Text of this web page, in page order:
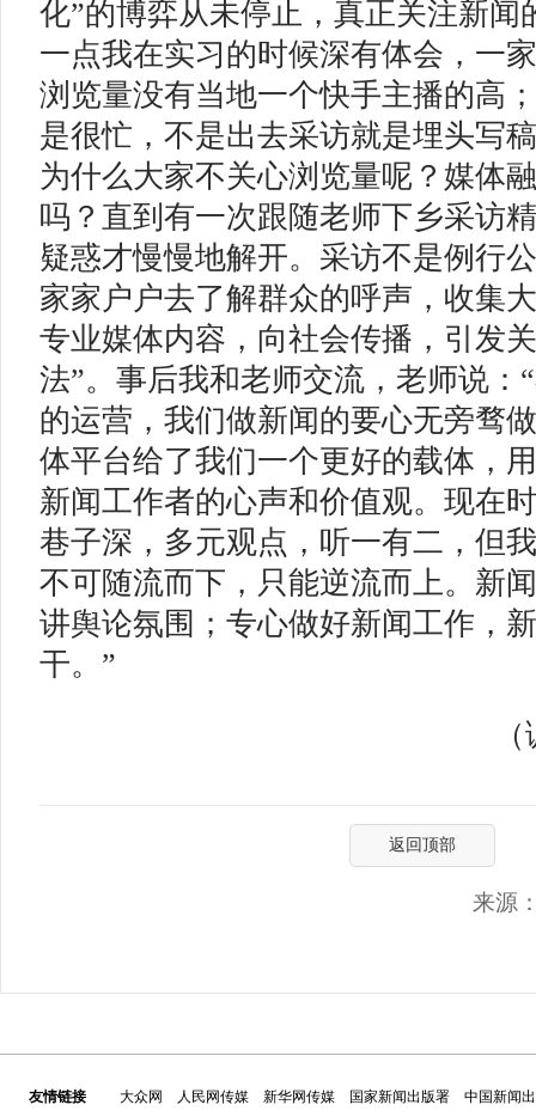
化”的博弈从未停止，真正关注新闻
一点我在实习的时候深有体会，一
浏览量没有当地一个快手主播的高
是很忙，不是出去采访就是埋头写
为什么大家不关心浏览量呢？媒体
吗？直到有一次跟随老师下乡采访
疑惑才慢慢地解开。采访不是例行
家家户户去了解群众的呼声，收集
专业媒体内容，向社会传播，引发
法”。事后我和老师交流，老师说：
的运营，我们做新闻的要心无旁骛
体平台给了我们一个更好的载体，
新闻工作者的心声和价值观。现在
巷子深，多元观点，听一有二，但
不可随流而下，只能逆流而上。新
讲舆论氛围；专心做好新闻工作，
干。”
（调
返回顶部
来源
友情链接 大众网 人民网传媒 新华网传媒 国家新闻出版署
中国新闻